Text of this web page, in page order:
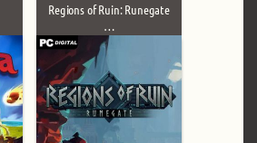
Regions of Ruin: Runegate
…